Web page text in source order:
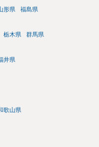
訴に至る可能性も考える必
いたのか等）がよくわから
がベターなのかを正確に検
しい事実関係を整理した上
形県 福島県
栃木県 群馬県
井県
歌山県